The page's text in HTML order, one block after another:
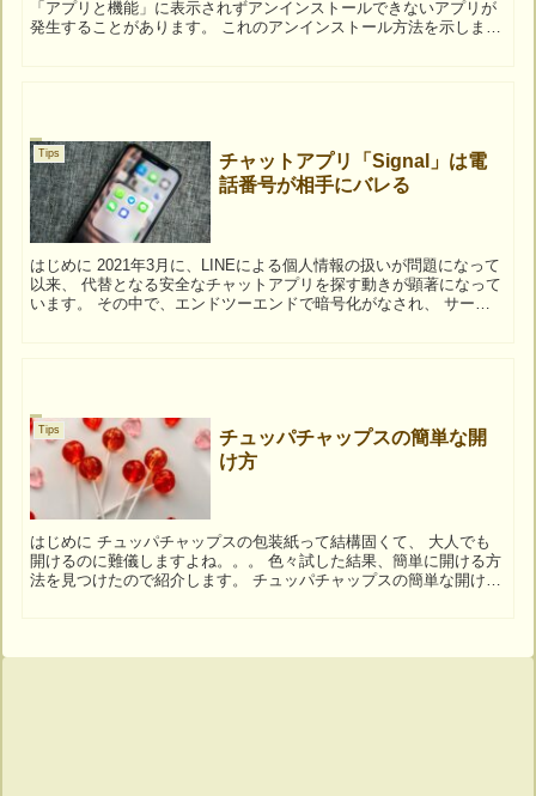
「アプリと機能」に表示されずアンインストールできないアプリが
発生することがあります。 これのアンインストール方法を示しま
Tips
チャットアプリ「Signal」は電
話番号が相手にバレる
はじめに 2021年3月に、LINEによる個人情報の扱いが問題になって
以来、 代替となる安全なチャットアプリを探す動きが顕著になって
います。 その中で、エンドツーエンドで暗号化がなされ、 サーバ
Tips
チュッパチャップスの簡単な開
け方
はじめに チュッパチャップスの包装紙って結構固くて、 大人でも
開けるのに難儀しますよね。。。 色々試した結果、簡単に開ける方
法を見つけたので紹介します。 チュッパチャップスの簡単な開け方